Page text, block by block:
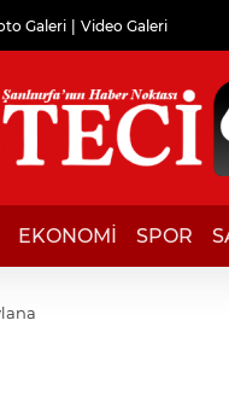
Galeri Video Galeri
EKONOMİ SPOR